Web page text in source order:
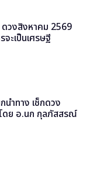
ดวงสิงหาคม 2569
จะเป็นเศรษฐี
นำทาง เช็กดวง
ดย อ.นก กุลภัสสรณ์